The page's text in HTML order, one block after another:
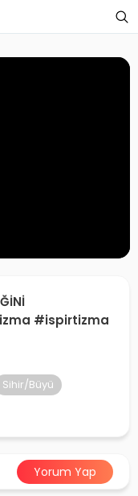
#ispirtizma
Sihir/Büyü
Yorum Yap